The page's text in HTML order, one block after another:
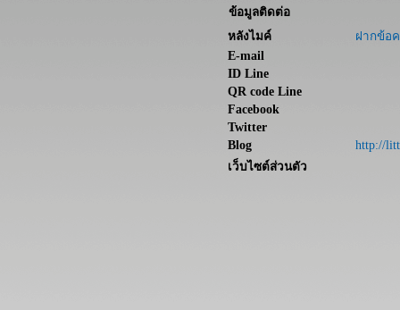
ข้อมูลติดต่อ
หลังไมค์
ฝากข้อ
E-mail
ID Line
QR code Line
Facebook
Twitter
Blog
http://
เว็บไซต์ส่วนตัว